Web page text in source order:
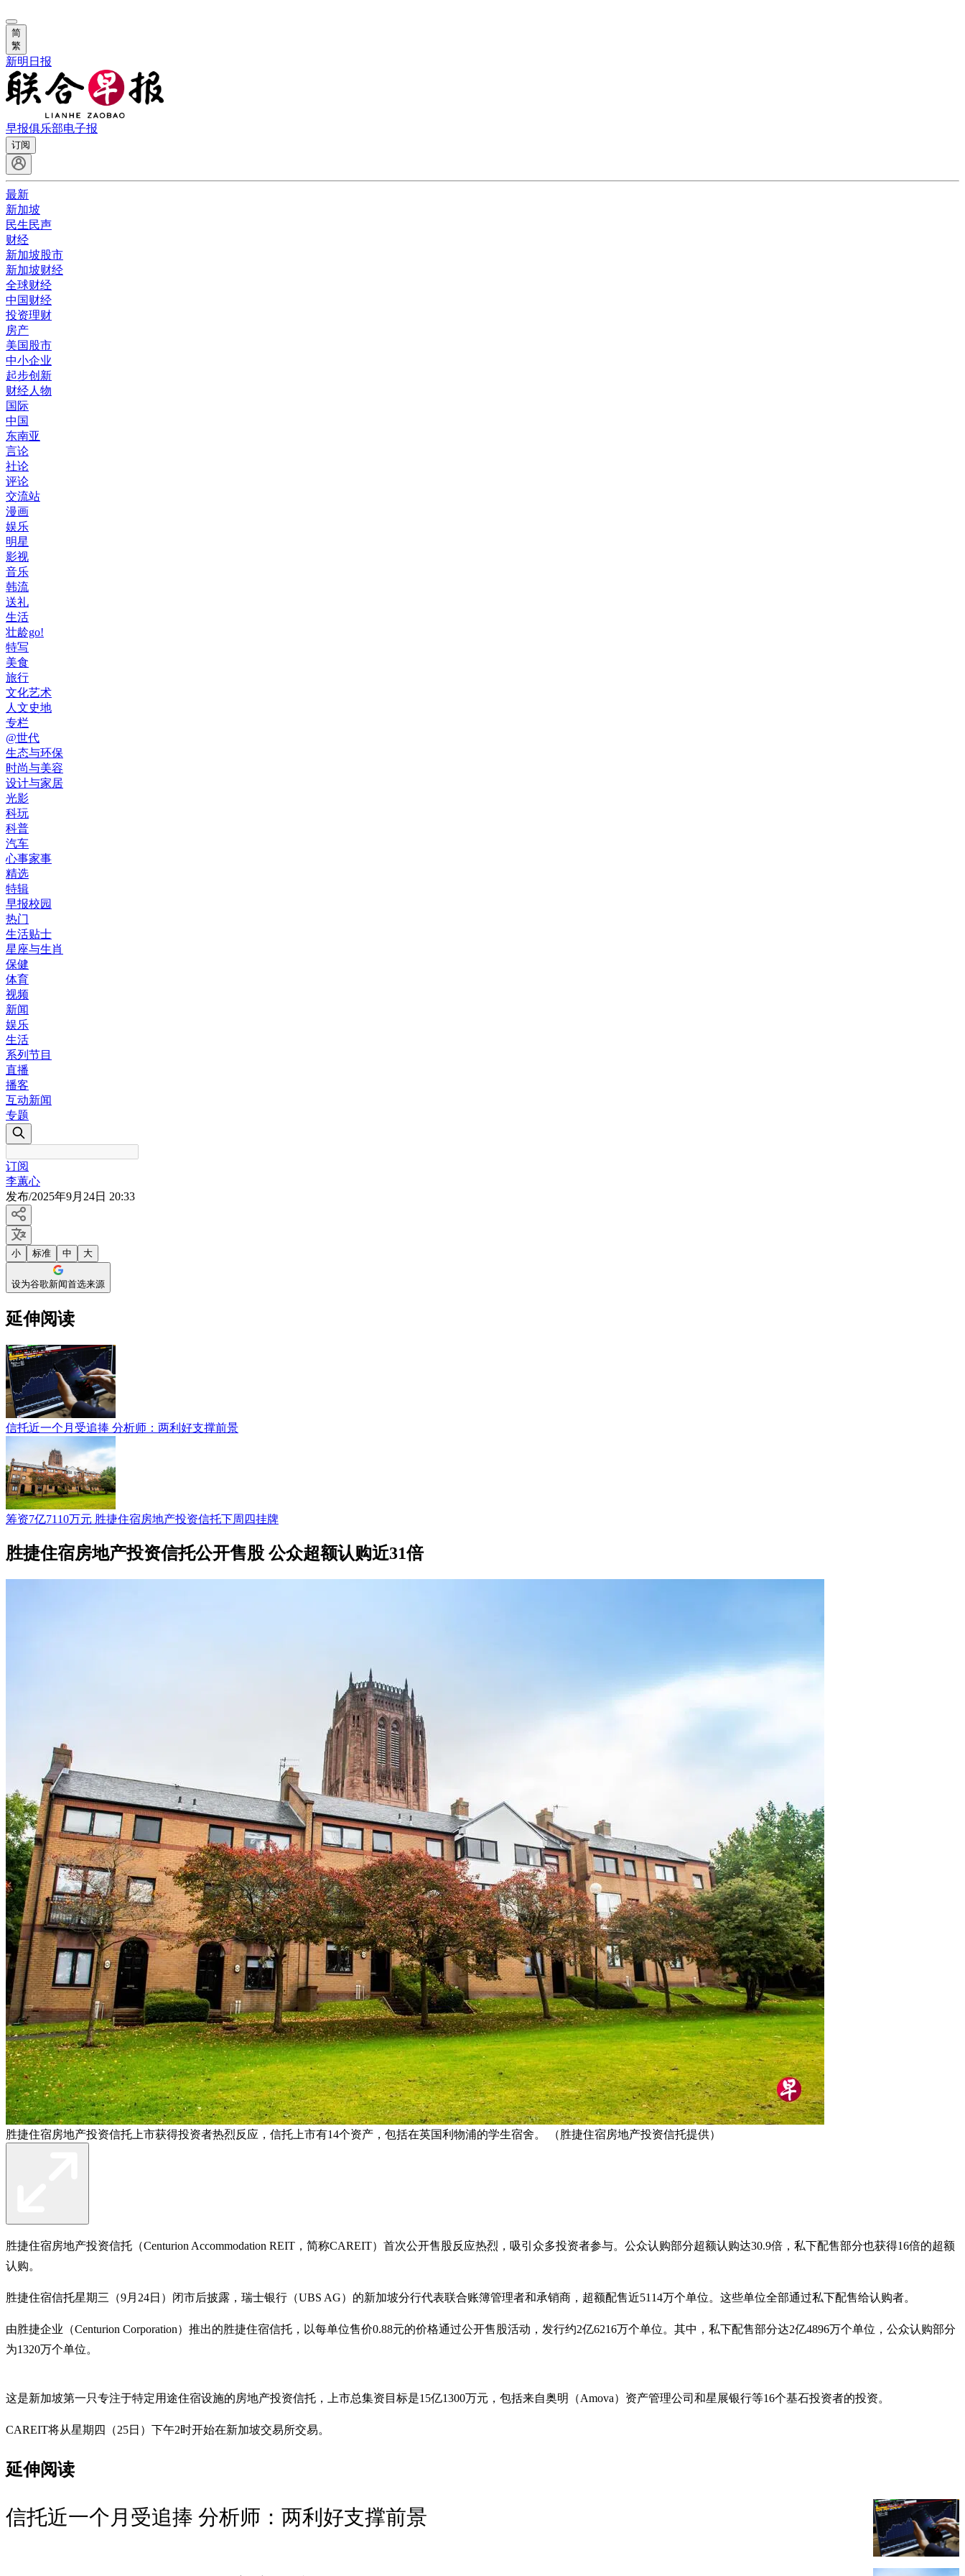
简
繁
新明日报
早报俱乐部电子报
订阅
最新
新加坡
民生民声
财经
新加坡股市
新加坡财经
全球财经
中国财经
投资理财
房产
美国股市
中小企业
起步创新
财经人物
国际
中国
东南亚
言论
社论
评论
交流站
漫画
娱乐
明星
影视
音乐
韩流
送礼
生活
壮龄go!
特写
美食
旅行
文化艺术
人文史地
专栏
@世代
生态与环保
时尚与美容
设计与家居
光影
科玩
科普
汽车
心事家事
精选
特辑
早报校园
热门
生活贴士
星座与生肖
保健
体育
视频
新闻
娱乐
生活
系列节目
直播
播客
互动新闻
专题
订阅
李蕙心
发布/2025年9月24日 20:33
小 标准 中 大
设为谷歌新闻首选来源
延伸阅读
信托近一个月受追捧 分析师：两利好支撑前景
筹资7亿7110万元 胜捷住宿房地产投资信托下周四挂牌
胜捷住宿房地产投资信托公开售股 公众超额认购近31倍
胜捷住宿房地产投资信托上市获得投资者热烈反应，信托上市有14个资产，包括在英国利物浦的学生宿舍。 （胜捷住宿房地产投资信托提供）
胜捷住宿房地产投资信托（Centurion Accommodation REIT，简称CAREIT）首次公开售股反应热烈，吸引众多投资者参与。公众认购部分超额认购达30.9倍，私下配售部分也获得16倍的超额
认购。
胜捷住宿信托星期三（9月24日）闭市后披露，瑞士银行（UBS AG）的新加坡分行代表联合账簿管理者和承销商，超额配售近5114万个单位。这些单位全部通过私下配售给认购者。
由胜捷企业（Centurion Corporation）推出的胜捷住宿信托，以每单位售价0.88元的价格通过公开售股活动，发行约2亿6216万个单位。其中，私下配售部分达2亿4896万个单位，公众认购部分
为1320万个单位。
这是新加坡第一只专注于特定用途住宿设施的房地产投资信托，上市总集资目标是15亿1300万元，包括来自奥明（Amova）资产管理公司和星展银行等16个基石投资者的投资。
CAREIT将从星期四（25日）下午2时开始在新加坡交易所交易。
延伸阅读
信托近一个月受追捧 分析师：两利好支撑前景